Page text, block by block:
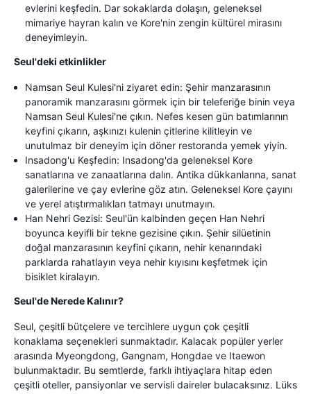
evlerini keşfedin. Dar sokaklarda dolaşın, geleneksel
mimariye hayran kalın ve Kore'nin zengin kültürel mirasını
deneyimleyin.
Seul'deki etkinlikler
Namsan Seul Kulesi'ni ziyaret edin: Şehir manzarasının
panoramik manzarasını görmek için bir teleferiğe binin veya
Namsan Seul Kulesi'ne çıkın. Nefes kesen gün batımlarının
keyfini çıkarın, aşkınızı kulenin çitlerine kilitleyin ve
unutulmaz bir deneyim için döner restoranda yemek yiyin.
Insadong'u Keşfedin: Insadong'da geleneksel Kore
sanatlarına ve zanaatlarına dalın. Antika dükkanlarına, sanat
galerilerine ve çay evlerine göz atın. Geleneksel Kore çayını
ve yerel atıştırmalıkları tatmayı unutmayın.
Han Nehri Gezisi: Seul'ün kalbinden geçen Han Nehri
boyunca keyifli bir tekne gezisine çıkın. Şehir silüetinin
doğal manzarasının keyfini çıkarın, nehir kenarındaki
parklarda rahatlayın veya nehir kıyısını keşfetmek için
bisiklet kiralayın.
Seul'de Nerede Kalınır?
Seul, çeşitli bütçelere ve tercihlere uygun çok çeşitli
konaklama seçenekleri sunmaktadır. Kalacak popüler yerler
arasında Myeongdong, Gangnam, Hongdae ve Itaewon
bulunmaktadır. Bu semtlerde, farklı ihtiyaçlara hitap eden
çeşitli oteller, pansiyonlar ve servisli daireler bulacaksınız. Lüks